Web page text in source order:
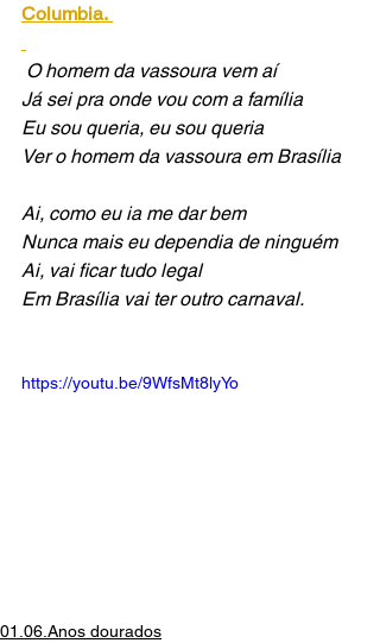
Columbia.
O homem da vassoura vem aí
Já sei pra onde vou com a família
Eu sou queria, eu sou queria
Ver o homem da vassoura em Brasília
Ai, como eu ia me dar bem
Nunca mais eu dependia de ninguém
Ai, vai ficar tudo legal
Em Brasília vai ter outro carnaval.
https://youtu.be/9WfsMt8lyYo
01.06.Anos dourados